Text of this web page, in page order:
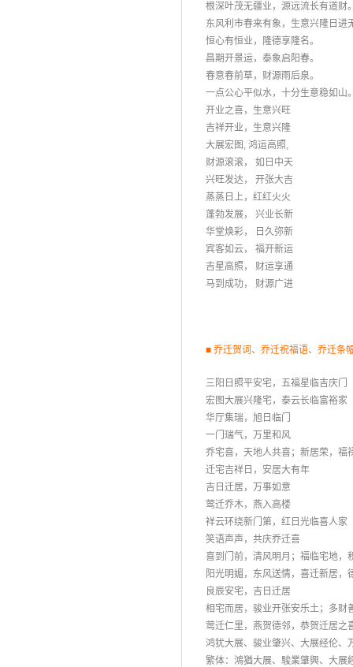
根深叶茂无疆业，源远流长有道财
东风利市春来有象，生意兴隆日进
恒心有恒业，隆德享隆名。
昌期开景运，泰象启阳春。
春意春前草，财源雨后泉。
一点公心平似水，十分生意稳如山
开业之喜，生意兴旺
吉祥开业，生意兴隆
大展宏图, 鸿运高照,
财源滚滚， 如日中天
兴旺发达， 开张大吉
蒸蒸日上，红红火火
蓬勃发展， 兴业长新
华堂焕彩， 日久弥新
宾客如云， 福开新运
吉星高照， 财运享通
马到成功， 财源广进
■ 乔迁贺词、乔迁祝福语、乔迁条
三阳日照平安宅，五福星临吉庆门
宏图大展兴隆宅，泰云长临富裕家
华厅集瑞，旭日临门
一门瑞气，万里和风
乔宅喜，天地人共喜；新居荣，福
迁宅吉祥日，安居大有年
吉日迁居，万事如意
莺迁乔木，燕入高楼
祥云环绕新门第，红日光临喜人家
笑语声声，共庆乔迁喜
喜到门前，清风明月；福临宅地，
阳光明媚，东风送情，喜迁新居，
良辰安宅，吉日迁居
相宅而居，骏业开张安乐土；多财
莺迁仁里，燕贺德邻，恭贺迁居之
鸿犹大展、骏业肇兴、大展经伦、
繁体：鴻猶大展、駿業肇興、大展